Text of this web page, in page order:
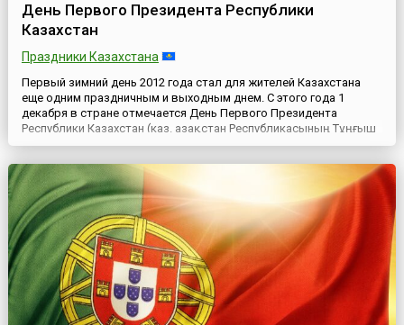
День Первого Президента Республики
Казахстан
Праздники Казахстана
Первый зимний день 2012 года стал для жителей Казахстана
еще одним праздничным и выходным днем. С этого года 1
декабря в стране отмечается День Первого Президента
Республики Казахстан (каз. Қазақстан Республикасының Тұңғыш
Президенті күні).В декабре 2011 года на пленарном заседании
внесении дополнения в закон РК «О праздниках в Республ...